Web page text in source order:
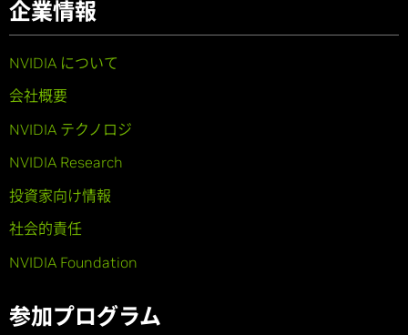
企業情報
NVIDIA について
会社概要
NVIDIA テクノロジ
NVIDIA Research
投資家向け情報
社会的責任
NVIDIA Foundation
参加プログラム